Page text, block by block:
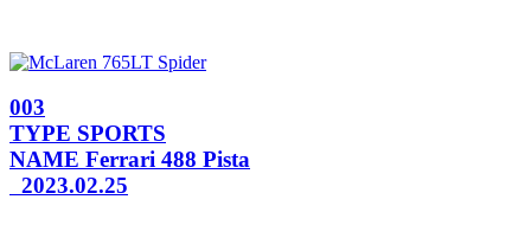
003
TYPE SPORTS
NAME Ferrari 488 Pista
2023.02.25